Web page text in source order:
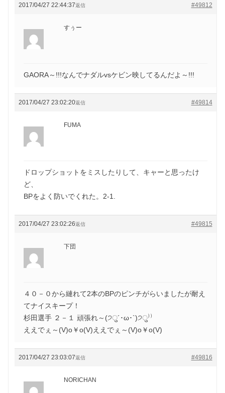
2017/04/27 22:44:37 #49812
返信
すぅー
GAORA～!!!なんでナダルvsケビン映してるんだよ～!!!
2017/04/27 23:02:20 #49814
返信
FUMA
ドロップショットをミスしたりして、キャーと思ったけ
ど、
BPをよく防いでくれた。2-1.
2017/04/27 23:02:26 #49815
返信
下団
４０－０から縺れて2本のBPのピンチがらいましたが耐え
てナイスキープ！
杉田選手 ２－１ 頑張れ～(੭ु´･ω･`)੭ु⁾⁾
ええでぇ～(V)o￥o(V)ええでぇ～(V)o￥o(V)
2017/04/27 23:03:07 #49816
返信
NORICHAN